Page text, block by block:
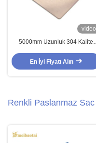
video
5000mm Uzunluk 304 Kalite
Paslanmaz Çelik Sac Levha
En İyi Fiyatı Alın
Renkli Paslanmaz Sac